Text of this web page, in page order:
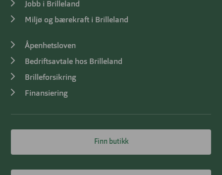
Jobb i Brilleland
Miljø og bærekraft i Brilleland
Åpenhetsloven
Bedriftsavtale hos Brilleland
Brilleforsikring
Finansiering
Finn butikk